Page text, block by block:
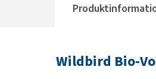
Wildbird Bio-